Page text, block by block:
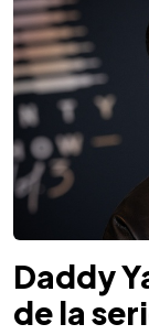
Daddy
de la